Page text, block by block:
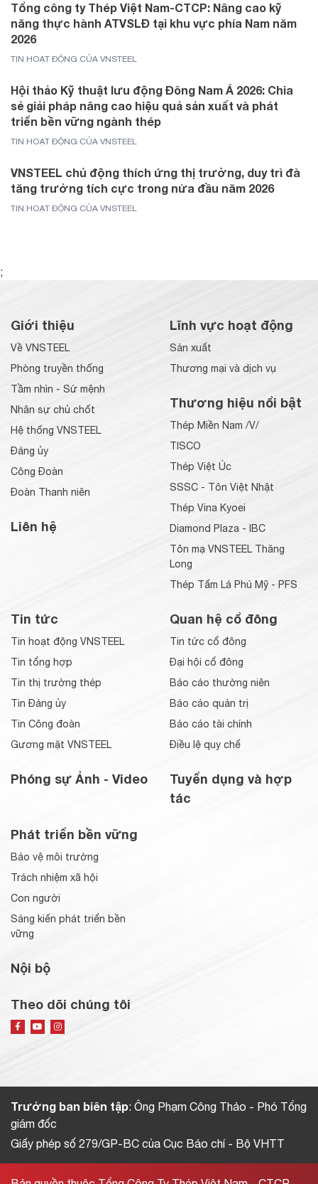
Tổng công ty Thép Việt Nam-CTCP: Nâng cao kỹ
năng thực hành ATVSLĐ tại khu vực phía Nam năm
2026
TIN HOẠT ĐỘNG CỦA VNSTEEL
Hội thảo Kỹ thuật lưu động Đông Nam Á 2026: Chia
sẻ giải pháp nâng cao hiệu quả sản xuất và phát
triển bền vững ngành thép
TIN HOẠT ĐỘNG CỦA VNSTEEL
VNSTEEL chủ động thích ứng thị trường, duy trì đà
tăng trưởng tích cực trong nửa đầu năm 2026
TIN HOẠT ĐỘNG CỦA VNSTEEL
;
Giới thiệu
Về VNSTEEL
Phòng truyền thống
Tầm nhìn - Sứ mệnh
Nhân sự chủ chốt
Hệ thống VNSTEEL
Đảng ủy
Công Đoàn
Đoàn Thanh niên
Liên hệ
Lĩnh vực hoạt động
Sản xuất
Thương mại và dịch vụ
Thương hiệu nổi bật
Thép Miền Nam /V/
TISCO
Thép Việt Úc
SSSC - Tôn Việt Nhật
Thép Vina Kyoei
Diamond Plaza - IBC
Tôn mạ VNSTEEL Thăng
Long
Thép Tấm Lá Phú Mỹ - PFS
Tin tức
Tin hoạt động VNSTEEL
Tin tổng hợp
Tin thị trường thép
Tin Đảng ủy
Tin Công đoàn
Gương mặt VNSTEEL
Phóng sự Ảnh - Video
Quan hệ cổ đông
Tin tức cổ đông
Đại hội cổ đông
Báo cáo thường niên
Báo cáo quản trị
Báo cáo tài chính
Điều lệ quy chế
Tuyển dụng và hợp
tác
Phát triển bền vững
Bảo vệ môi trường
Trách nhiệm xã hội
Con người
Sáng kiến phát triển bền
vững
Nội bộ
Theo dõi chúng tôi
Trưởng ban biên tập: Ông Phạm Công Thảo - Phó Tổng
giám đốc
Giấy phép số 279/GP-BC của Cục Báo chí - Bộ VHTT